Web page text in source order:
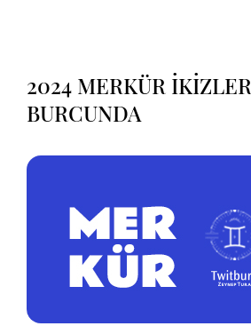
2024 MERKÜR İKİZLER
BURCUNDA